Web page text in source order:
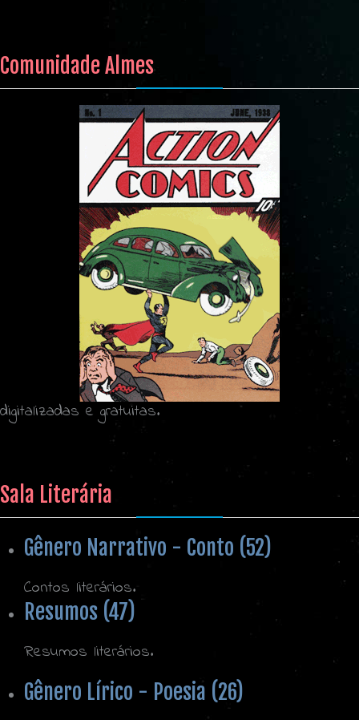
Comunidade Almes
digitalizadas e gratuitas.
Sala Literária
Gênero Narrativo - Conto (52)
Contos literários.
Resumos (47)
Resumos literários.
Gênero Lírico - Poesia (26)